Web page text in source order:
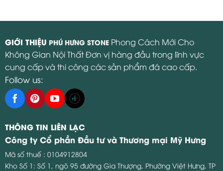
GIỚI THIỆU PHÚ HƯNG STONE Phong Cách Mới Cho
Không Gian Nội Thất Đơn vị hàng đầu trong lĩnh vực
cung cấp và thi công các sản phẩm đá cao cấp.
Follow us:
THÔNG TIN LIÊN LẠC
Công ty Cổ phần Đầu tư và Thương mại Mỹ Hưng
Mã số thuế : 0104912804
Kho Số 1: Số 1, ngõ 95 đường Gia Thượng, Phường Việt Hưng, TP